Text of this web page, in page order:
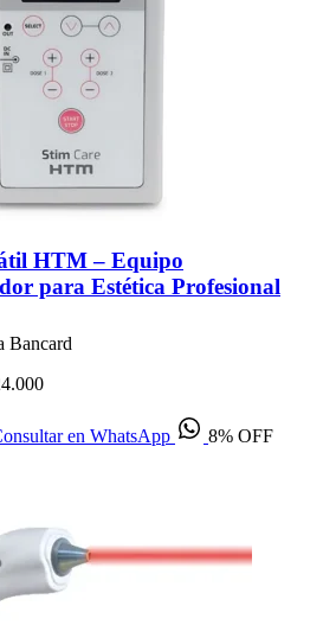
HTM – Equipo
para Estética Profesional
Bancard
en WhatsApp 8% OFF